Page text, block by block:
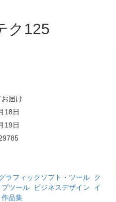
ク125
届け
18日
19日
ラフィックソフト・ツール ク
ブツール
ビジネスデザイン
イ
品集